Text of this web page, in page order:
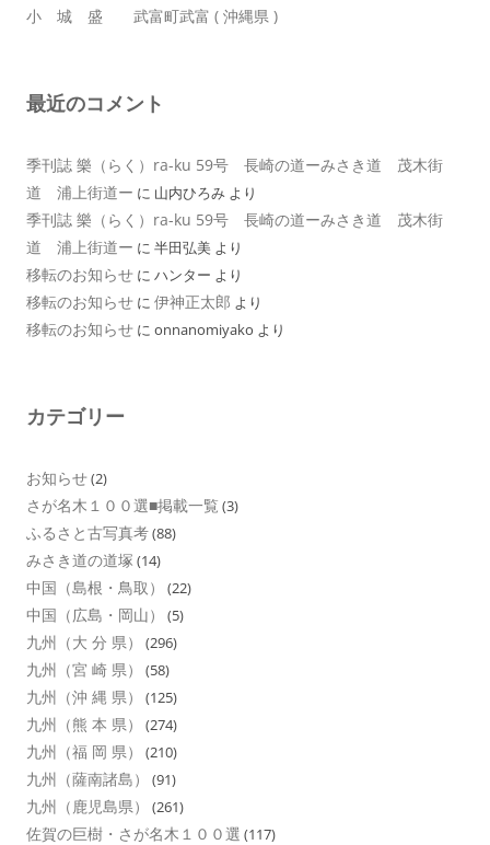
小 城 盛 武富町武富 ( 沖縄県 )
最近のコメント
季刊誌 樂（らく）ra-ku 59号 長崎の道ーみさき道 茂木街
道 浦上街道ー に 山内ひろみ より
季刊誌 樂（らく）ra-ku 59号 長崎の道ーみさき道 茂木街
道 浦上街道ー に 半田弘美 より
移転のお知らせ に ハンター より
移転のお知らせ に 伊神正太郎 より
移転のお知らせ に onnanomiyako より
カテゴリー
お知らせ(2)
さが名木１００選■掲載一覧 (3)
ふるさと古写真考(88)
みさき道の道塚 (14)
中国（島根・鳥取） (22)
中国（広島・岡山） (5)
九州（大 分 県） (296)
九州（宮 崎 県） (58)
九州（沖 縄 県） (125)
九州（熊 本 県） (274)
九州（福 岡 県） (210)
九州（薩南諸島） (91)
九州（鹿児島県） (261)
佐賀の巨樹・さが名木１００選 (117)